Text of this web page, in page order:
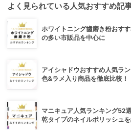
よく見られている人気おすすめ記
ホワイトニング歯磨き粉おす
の多い市販品を中心に
アイシャドウおすすめ人気ラ
色&ラメ入り商品を徹底比較！
マニキュア人気ランキング52
乾タイプのネイルポリッシュを